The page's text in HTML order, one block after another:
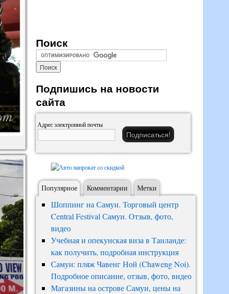
Поиск
Подпишись на новости
сайта
Адрес электронной почты
Популярное Комментарии Метки
Шоппинг на Самуи. Торговый центр
Central Festival Самуи. Отзыв, фото,
видео
Учебная и опекунская виза в Таиланде:
как получить, подробная инструкция
Самуи: пляж Чавенг Ной (Chaweng Noi).
Подробное описание, отзыв, фото, видео
Магазины на острове Самуи, цены на